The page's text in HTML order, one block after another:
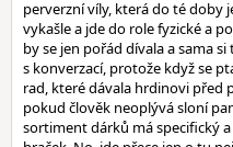
perverzní víly, která do té doby
vykašle a jde do role fyzické a
by se jen pořád dívala a sama
s konverzací, protože když se
rad, které dávala hrdinovi před
pokud člověk neoplývá sloní
sortiment dárků má specifický